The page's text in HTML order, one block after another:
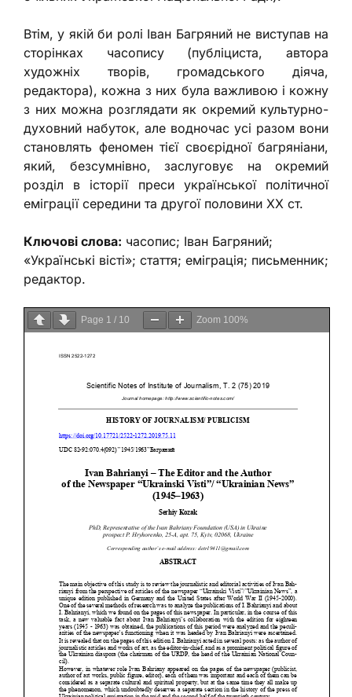
Втім, у якій би ролі Іван Багряний не виступав на
сторінках часопису (публіциста, автора
художніх творів, громадського діяча,
редактора), кожна з них була важливою і кожну
з них можна розглядати як окремий культурно-
духовний набуток, але водночас усі разом вони
становлять феномен тієї своєрідної багряніани,
який, безсумнівно, заслуговує на окремий
розділ в історії преси української політичної
еміграції середини та другої половини ХХ ст.
Ключові слова: часопис; Іван Багряний;
«Українські вісті»; стаття; еміграція; письменник;
редактор.
Page 1 / 10 Zoom 100%